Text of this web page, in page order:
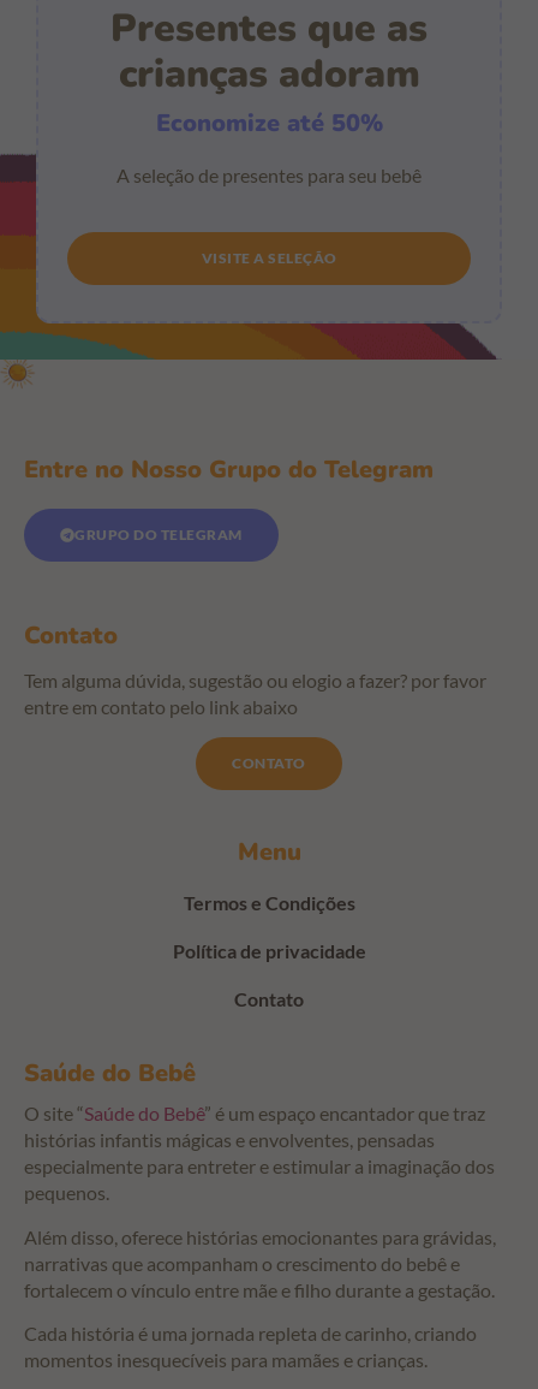
Presentes que as
crianças adoram
Economize até 50%
A seleção de presentes para seu bebê
VISITE A SELEÇÃO
Saúde do Bebê
O site “Saúde do Bebê” é um espaço encantador que traz
histórias infantis mágicas e envolventes, pensadas
especialmente para entreter e estimular a imaginação dos
pequenos.
Além disso, oferece histórias emocionantes para grávidas,
narrativas que acompanham o crescimento do bebê e
fortalecem o vínculo entre mãe e filho durante a gestação.
Cada história é uma jornada repleta de carinho, criando
momentos inesquecíveis para mamães e crianças.
Menu
Termos e Condições
Política de privacidade
Contato
Entre no Nosso Grupo do Telegram
GRUPO DO TELEGRAM
Contato
Tem alguma dúvida, sugestão ou elogio a fazer? por favor
entre em contato pelo link abaixo
CONTATO